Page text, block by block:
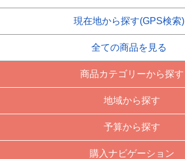
現在地から探す(GPS検索)
全ての商品を見る
商品カテゴリーから探す
地域から探す
予算から探す
購入ナビゲーション